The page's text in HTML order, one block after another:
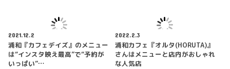
2021.12.2
浦和『カフェデイズ』のメニュー
は“インスタ映え最高”で“予約が
いっぱい”…
2022.2.3
浦和カフェ『オルタ(HORUTA)』
さんはメニューと店内がおしゃれ
な人気店